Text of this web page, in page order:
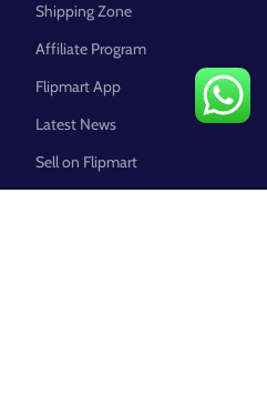
Shipping Zone
Affiliate Program
Flipmart App
Latest News
Sell on Flipmart